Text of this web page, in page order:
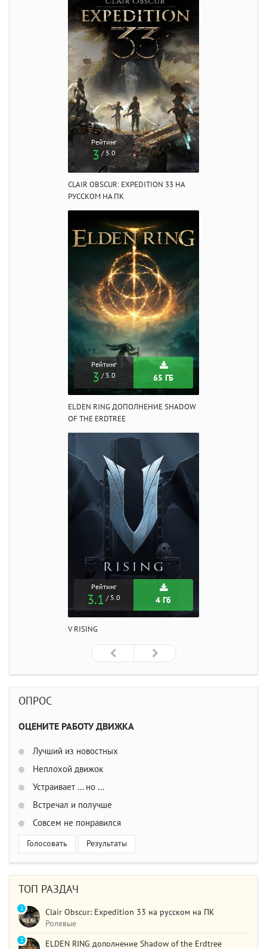
Рейтинг
3 / 5.0
CLAIR OBSCUR: EXPEDITION 33 НА
РУССКОМ НА ПК
Рейтинг
3 / 5.0 65 ГБ
ELDEN RING ДОПОЛНЕНИЕ SHADOW
OF THE ERDTREE
Рейтинг
3.1 / 5.0 4 Гб
V RISING
ОПРОС
ОЦЕНИТЕ РАБОТУ ДВИЖКА
Лучший из новостных
Неплохой движок
Устраивает ... но ...
Встречал и получше
Совсем не понравился
Голосовать Результаты
ТОП РАЗДАЧ
Clair Obscur: Expedition 33 на русском на ПК
Ролевые
1
ELDEN RING дополнение Shadow of the Erdtree
2